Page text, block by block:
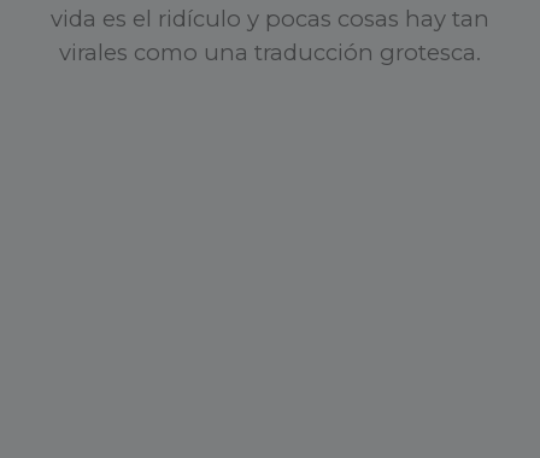
vida es el ridículo y pocas cosas hay tan
virales como una traducción grotesca.